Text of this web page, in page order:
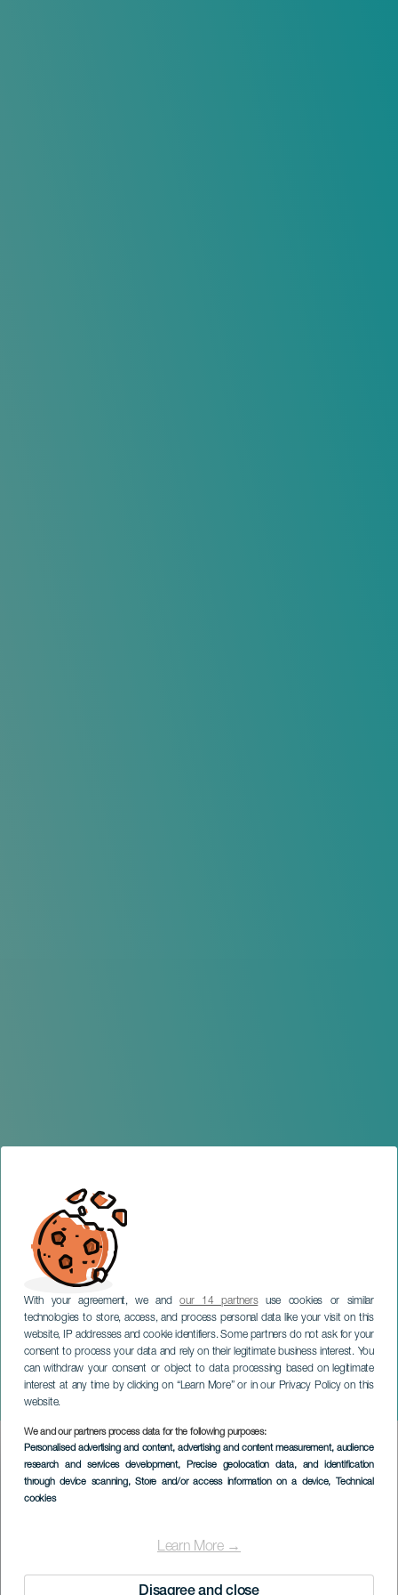
With your agreement, we andour 14 partnersuse cookies or similar
technologies to store, access, and process personal data like your visit on this
website, IP addresses and cookie identifiers. Some partners do not ask for your
consent to process your data and rely on their legitimate business interest. You
can withdraw your consent or object to data processing based on legitimate
interest at any time by clicking on “Learn More” or in our Privacy Policy on this
website.
We and our partners process data for the following purposes:
Personalised advertising and content, advertising and content measurement, audience
research and services development, Precise geolocation data, and identification
through device scanning, Store and/or access information on a device, Technical
cookies
Learn More →
Race voor ALS
TENERIFE
Imagen
Listado